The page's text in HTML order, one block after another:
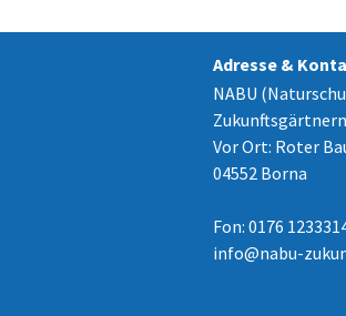
Adresse &
NABU
Vor Ort: Roter
04552 Borna
Fon: 0176
info@nabu-